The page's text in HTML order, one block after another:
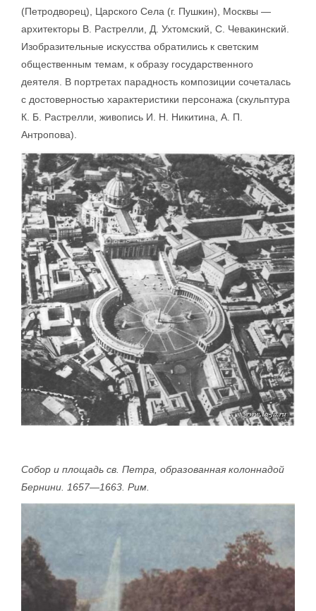
(Петродворец), Царского Села (г. Пушкин), Москвы —
архитекторы В. Растрелли, Д. Ухтомский, С. Чевакинский.
Изобразительные искусства обратились к светским
общественным темам, к образу государственного
деятеля. В портретах парадность композиции сочеталась
с достоверностью характеристики персонажа (скульптура
К. Б. Растрелли, живопись И. Н. Никитина, А. П.
Антропова).
Собор и площадь св. Петра, образованная колоннадой
Бернини. 1657—1663. Рим.